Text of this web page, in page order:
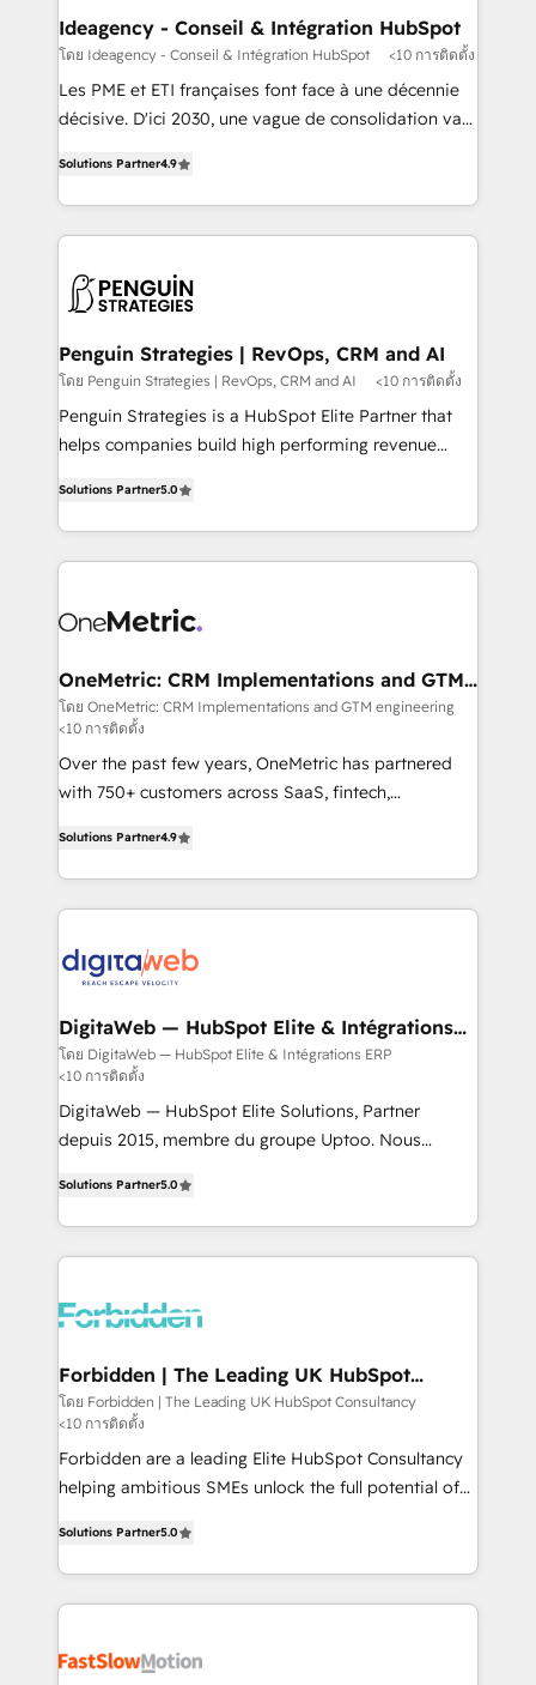
partner and expertise across operational strategy,
business-first process building, system integration,
custom development, and extensibility. When you
work with Aptitude 8, you get a team – not an
development, and project management. We have
100% US-based, FTE team members. We offer
migrations from other platforms, systems
integration, extensibility, custom development, and
Ideagency - Conseil & Intégration HubSpot
โดย Ideagency - Conseil & Intégration HubSpot <10 การติดตั้ง
Les PME et ETI françaises font face à une décennie
décisive. D'ici 2030, une vague de consolidation va
entreprises qui auront réussi leur transformation. Le
problème ? 58% des dirigeants savent que l'IA est
vitale pour leur survie. Mais 57% n'ont aucune
données. C'est le paradoxe français : conscience
Augmentée. Ce n'est pas une entreprise qui utilise
l'IA. C'est une organisation qui a réussi la symbiose
entre l'expertise humaine et l'intelligence artificielle.
Pas pour remplacer l'humain, mais pour l'augmenter.
transformation. D'abord les fondations : des
données unifiées, des processus alignés. Ensuite
vraie performance vient de l'intérieur. Act Inside.
Stand Out.
Solutions Partner4.9
Penguin Strategies | RevOps, CRM and AI
โดย Penguin Strategies | RevOps, CRM and AI <10 การติดตั้ง
Penguin Strategies is a HubSpot Elite Partner that
helps companies build high performing revenue
system environments and global SaaS or
manufacturing teams. Trusted by leading enterprises
and fast growing scale ups including Sony, Rapyd,
Design Automation and Uptive. 📊 RevOps & data
integrations 🤖 AI workflows & enrichment 📘 Team
enablement & company-wide adoption We create
HubSpot environments that teams use with
confidence and that leadership can rely on for
scalable revenue insights.
Solutions Partner5.0
OneMetric: CRM Implementations and GTM
engineering
โดย OneMetric: CRM Implementations and GTM engineering
<10 การติดตั้ง
Over the past few years, OneMetric has partnered
with 750+ customers across SaaS, fintech,
150+ HubSpot-certified experts, we deliver scalable
solutions to complex GTM and RevOps challenges.
Our Expertise 🔹 Onboarding & Implementation:
tailored to your GTM motion. 🔹 Migrations: Move
downtime. 🔹 RevOps Strategy: Align teams,
processes, and data to drive revenue efficiency. 🔹
Integrations: Connect HubSpot with your tech stack
for better adoption. 🔹 Custom Solutions: Build
tailored apps, workflows, and configurations. We are
our commitment to data security and compliance. At
OneMetric, we help revenue teams focus on the
OneMetric that matters most: revenue.
Solutions Partner4.9
DigitaWeb — HubSpot Elite & Intégrations
ERP
โดย DigitaWeb — HubSpot Elite & Intégrations ERP
<10 การติดตั้ง
DigitaWeb — HubSpot Elite Solutions, Partner
depuis 2015, membre du groupe Uptoo. Nous
Ventes et Service sur HubSpot grâce à la Revenue
Architecture : alignement des équipes, pipeline
prévisible, croissance mesurable. 🔌 Intégrations
Dynamics..), VOIP (Aircall, Ringover, Modjo), Shopify,
Extensions (React), Serverless Node.js, Custom
Objects, thèmes HubL, agents IA & Breeze AI. 🎯
Secteurs : Industrie, Distribution B2B, SaaS, Services
B2B, Immobilier, Viticulture, Finance. 🚀 Nos livrables
: migration sécurisée, implémentation Marketing +
HubSpot temps réel, formation équipes. 🏆 +350
projets livrés. Accrédités HubSpot CRM
Implementation, Data Migration & Custom
digitaweb.com
Solutions Partner5.0
Forbidden | The Leading UK HubSpot
Consultancy
โดย Forbidden | The Leading UK HubSpot Consultancy
<10 การติดตั้ง
Forbidden are a leading Elite HubSpot Consultancy
helping ambitious SMEs unlock the full potential of
but never see the ROI they expected due to poor
adoption, messy data, and disconnected teams
getting in the way. That’s where we come in. We
design, implement, and optimise HubSpot so it
Solutions Partner5.0